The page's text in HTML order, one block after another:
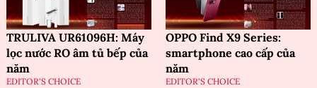
TRULIVA UR61096H: Máy
lọc nước RO âm tủ bếp của
năm
EDITOR'S CHOICE
OPPO Find X9 Series:
smartphone cao cấp của
năm
EDITOR'S CHOICE